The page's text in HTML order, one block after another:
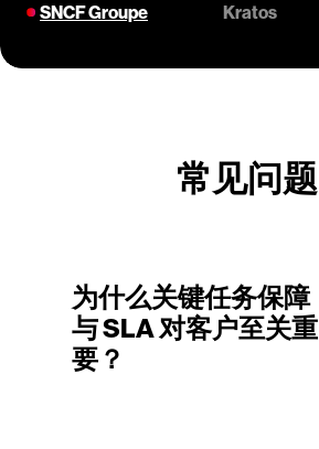
SNCF Groupe Kratos
常见问题
为什么关键任务保障
与 SLA 对客户至关重
要？